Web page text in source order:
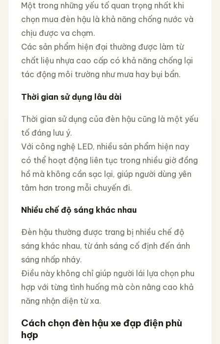
Một trong những yếu tố quan trọng nhất khi
chọn mua đèn hậu là khả năng chống nước và
chịu được va chạm.
Các sản phẩm hiện đại thường được làm từ
chất liệu nhựa cao cấp có khả năng chống lại
tác động môi trường như mưa hay bụi bẩn.
Thời gian sử dụng lâu dài
Thời gian sử dụng của đèn hậu cũng là một yếu
tố đáng lưu ý.
Với công nghệ LED, nhiều sản phẩm hiện nay
có thể hoạt động liên tục trong nhiều giờ đồng
hồ mà không cần sạc lại, giúp người dùng yên
tâm hơn trong mỗi chuyến đi.
Nhiều chế độ sáng khác nhau
Đèn hậu thường được trang bị nhiều chế độ
sáng khác nhau, từ ánh sáng cố định đến ánh
sáng nhấp nháy.
Điều này không chỉ giúp người lái lựa chọn phu
hợp với từng tình huống mà còn nâng cao khả
năng nhận diện từ xa.
Cách chọn đèn hậu xe đạp điện phù
hợp